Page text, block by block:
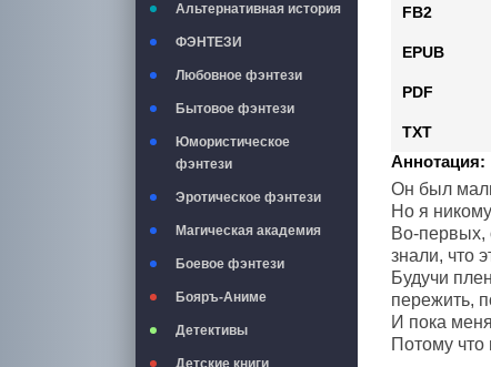
Альтернативная история
ФЭНТЕЗИ
Любовное фэнтези
Бытовое фэнтези
Юмористическое
фэнтези
Эротическое фэнтези
Магическая академия
Боевое фэнтези
Бояръ-Аниме
Детективы
Детские книги
FB2
EPUB
PDF
TXT
Аннотация:
Он был
Но я
Во-первых,
знали, что
Будучи
пережить,
И пока
Потому